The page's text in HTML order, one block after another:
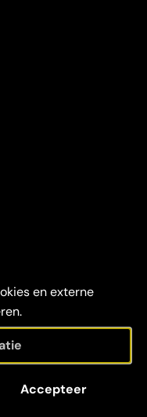
en externe
Accepteer
credits